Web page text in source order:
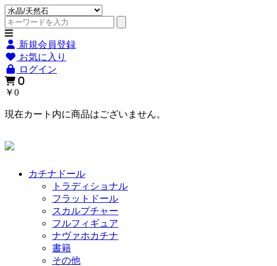
新規会員登録
お気に入り
ログイン
0
￥0
現在カート内に商品はございません。
カチナドール
トラディショナル
フラットドール
スカルプチャー
フルフィギュア
ナヴァホカチナ
書籍
その他